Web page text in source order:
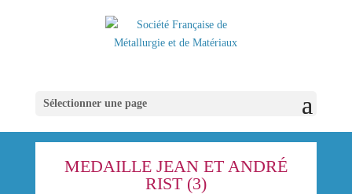
Sélectionner une page
MEDAILLE JEAN ET ANDRÉ
RIST (3)